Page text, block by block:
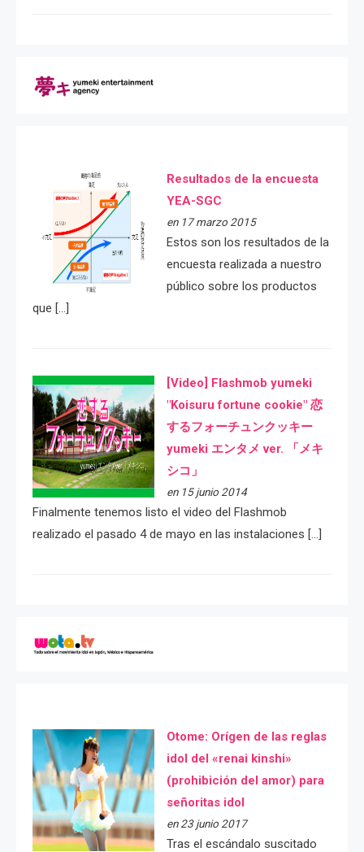
Resultados de la encuesta
YEA-SGC
en 17 marzo 2015
Estos son los resultados de la
encuesta realizada a nuestro
público sobre los productos
que […]
[Video] Flashmob yumeki
"Koisuru fortune cookie" 恋
するフォーチュンクッキー
yumeki エンタメ ver. 「メキ
シコ」
en 15 junio 2014
Finalmente tenemos listo el video del Flashmob
realizado el pasado 4 de mayo en las instalaciones […]
Otome: Orígen de las reglas
idol del «renai kinshi»
(prohibición del amor) para
señoritas idol
en 23 junio 2017
Tras el escándalo suscitado